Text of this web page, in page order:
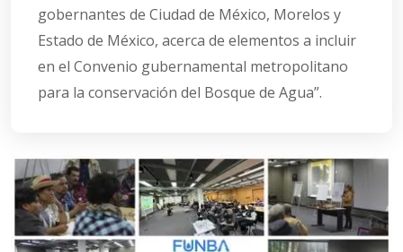
gobernantes de Ciudad de México, Morelos y
Estado de México, acerca de elementos a incluir
en el Convenio gubernamental metropolitano
para la conservación del Bosque de Agua”.